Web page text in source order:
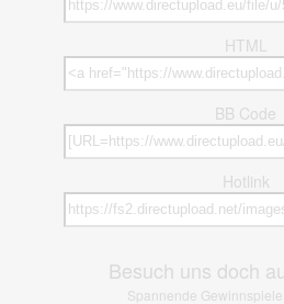
HTML
BB Code
Hotlink
Besuch uns doch
Spannende